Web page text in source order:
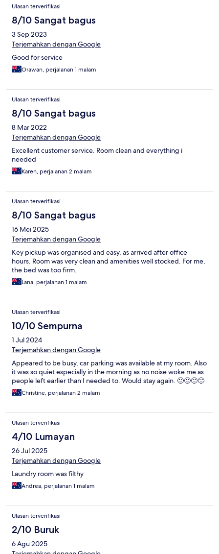
Ulasan terverifikasi
8/10 Sangat bagus
3 Sep 2023
Terjemahkan dengan Google
Good for service
Orawan, perjalanan 1 malam
Ulasan terverifikasi
8/10 Sangat bagus
8 Mar 2022
Terjemahkan dengan Google
Excellent customer service. Room clean and everything i
needed
Karen, perjalanan 2 malam
Ulasan terverifikasi
8/10 Sangat bagus
16 Mei 2025
Terjemahkan dengan Google
Key pickup was organised and easy, as arrived after office
hours. Room was very clean and amenities well stocked. For me,
the bed was too firm.
Lana, perjalanan 1 malam
Ulasan terverifikasi
10/10 Sempurna
1 Jul 2024
Terjemahkan dengan Google
Appeared to be busy, car parking was available at my room. Also
it was so quiet especially in the morning as no noise woke me as
people left earlier than I needed to. Would stay again. 🙂🙂🙂🙂
Christine, perjalanan 2 malam
Ulasan terverifikasi
4/10 Lumayan
26 Jul 2025
Terjemahkan dengan Google
Laundry room was filthy
Andrea, perjalanan 1 malam
Ulasan terverifikasi
2/10 Buruk
6 Agu 2025